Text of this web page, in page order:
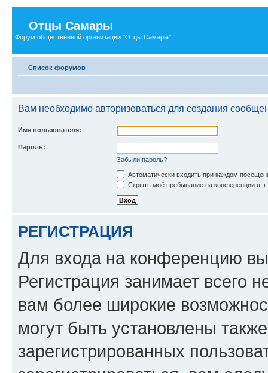
Отцы Самары
Форум общественной организации "Отцы Самары"
Список форумов
Вам необходимо авторизоваться для создания
Имя пользователя:
Пароль:
Забыли пароль?
Автоматически входить при каждом
Скрыть моё пребывание на конференции в
РЕГИСТРАЦИЯ
Для входа на конференцию
Регистрация занимает всего
вам более широкие
могут быть установлены
зарегистрированных